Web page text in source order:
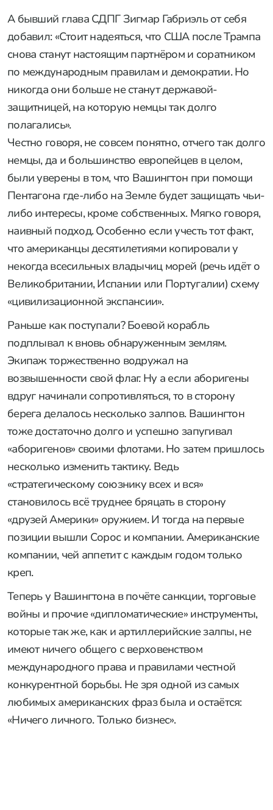
А бывший глава СДПГ Зигмар Габриэль от себя
добавил: «Стоит надеяться, что США после Трампа
снова станут настоящим партнёром и соратником
по международным правилам и демократии. Но
никогда они больше не станут державой-
защитницей, на которую немцы так долго
полагались».
Честно говоря, не совсем понятно, отчего так долго
немцы, да и большинство европейцев в целом,
были уверены в том, что Вашингтон при помощи
Пентагона где-либо на Земле будет защищать чьи-
либо интересы, кроме собственных. Мягко говоря,
наивный подход. Особенно если учесть тот факт,
что американцы десятилетиями копировали у
некогда всесильных владычиц морей (речь идёт о
Великобритании, Испании или Португалии) схему
«цивилизационной экспансии».
Раньше как поступали? Боевой корабль
подплывал к вновь обнаруженным землям.
Экипаж торжественно водружал на
возвышенности свой флаг. Ну а если аборигены
вдруг начинали сопротивляться, то в сторону
берега делалось несколько залпов. Вашингтон
тоже достаточно долго и успешно запугивал
«аборигенов» своими флотами. Но затем пришлось
несколько изменить тактику. Ведь
«стратегическому союзнику всех и вся»
становилось всё труднее бряцать в сторону
«друзей Америки» оружием. И тогда на первые
позиции вышли Сорос и компании. Американские
компании, чей аппетит с каждым годом только
креп.
Теперь у Вашингтона в почёте санкции, торговые
войны и прочие «дипломатические» инструменты,
которые так же, как и артиллерийские залпы, не
имеют ничего общего с верховенством
международного права и правилами честной
конкурентной борьбы. Не зря одной из самых
любимых американских фраз была и остаётся:
«Ничего личного. Только бизнес».